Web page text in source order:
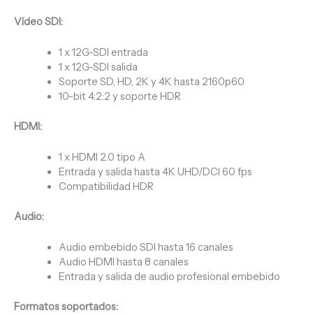
Vídeo SDI:
1 x 12G-SDI entrada
1 x 12G-SDI salida
Soporte SD, HD, 2K y 4K hasta 2160p60
10-bit 4:2:2 y soporte HDR
HDMI:
1 x HDMI 2.0 tipo A
Entrada y salida hasta 4K UHD/DCI 60 fps
Compatibilidad HDR
Audio:
Audio embebido SDI hasta 16 canales
Audio HDMI hasta 8 canales
Entrada y salida de audio profesional embebido
Formatos soportados: